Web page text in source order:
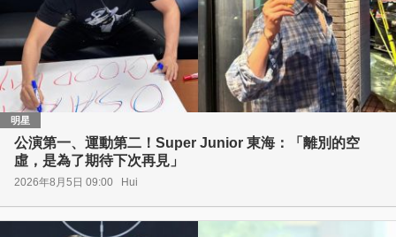
明星
公演第一、運動第二！Super Junior 東海：「離別的空
虛，是為了期待下次再見」
2026年8月5日 09:00 Hui